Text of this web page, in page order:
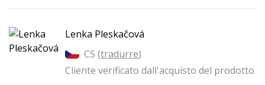
Lenka Pleskačová
CS (tradurre)
Cliente verificato dall'acquisto del prodotto